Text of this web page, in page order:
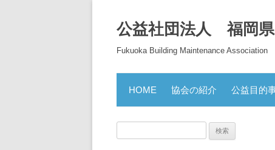
公益社団法人 福岡
Fukuoka Building Maintenance Association
HOME 協会の紹介 公益目的